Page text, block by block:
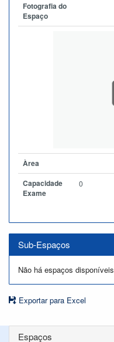
Fotografia do
Espaço
Àrea
Capacidade
Exame
0
Sub-Espaços
Não há espaços disponíveis
Exportar para Excel
Espaços